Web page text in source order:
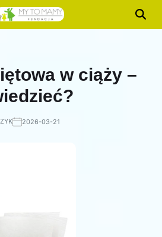
w ciąży –
2026-03-21